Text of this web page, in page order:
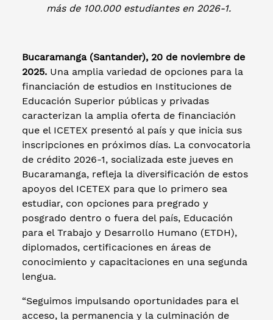
más de 100.000 estudiantes en 2026-1.
Bucaramanga (Santander), 20 de noviembre de
2025. Una amplia variedad de opciones para la
financiación de estudios en Instituciones de
Educación Superior públicas y privadas
caracterizan la amplia oferta de financiación
que el ICETEX presentó al país y que inicia sus
inscripciones en próximos días. La convocatoria
de crédito 2026-1, socializada este jueves en
Bucaramanga, refleja la diversificación de estos
apoyos del ICETEX para que lo primero sea
estudiar, con opciones para pregrado y
posgrado dentro o fuera del país, Educación
para el Trabajo y Desarrollo Humano (ETDH),
diplomados, certificaciones en áreas de
conocimiento y capacitaciones en una segunda
lengua.
“Seguimos impulsando oportunidades para el
acceso, la permanencia y la culminación de